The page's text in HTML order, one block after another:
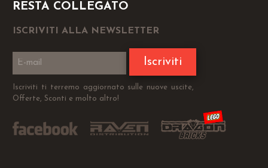
RESTA COLLEGATO
ISCRIVITI ALLA NEWSLETTER
Iscriviti
Iscriviti ti terremo aggiornato sulle nuove uscite,
Offerte, Sconti e molto altro!